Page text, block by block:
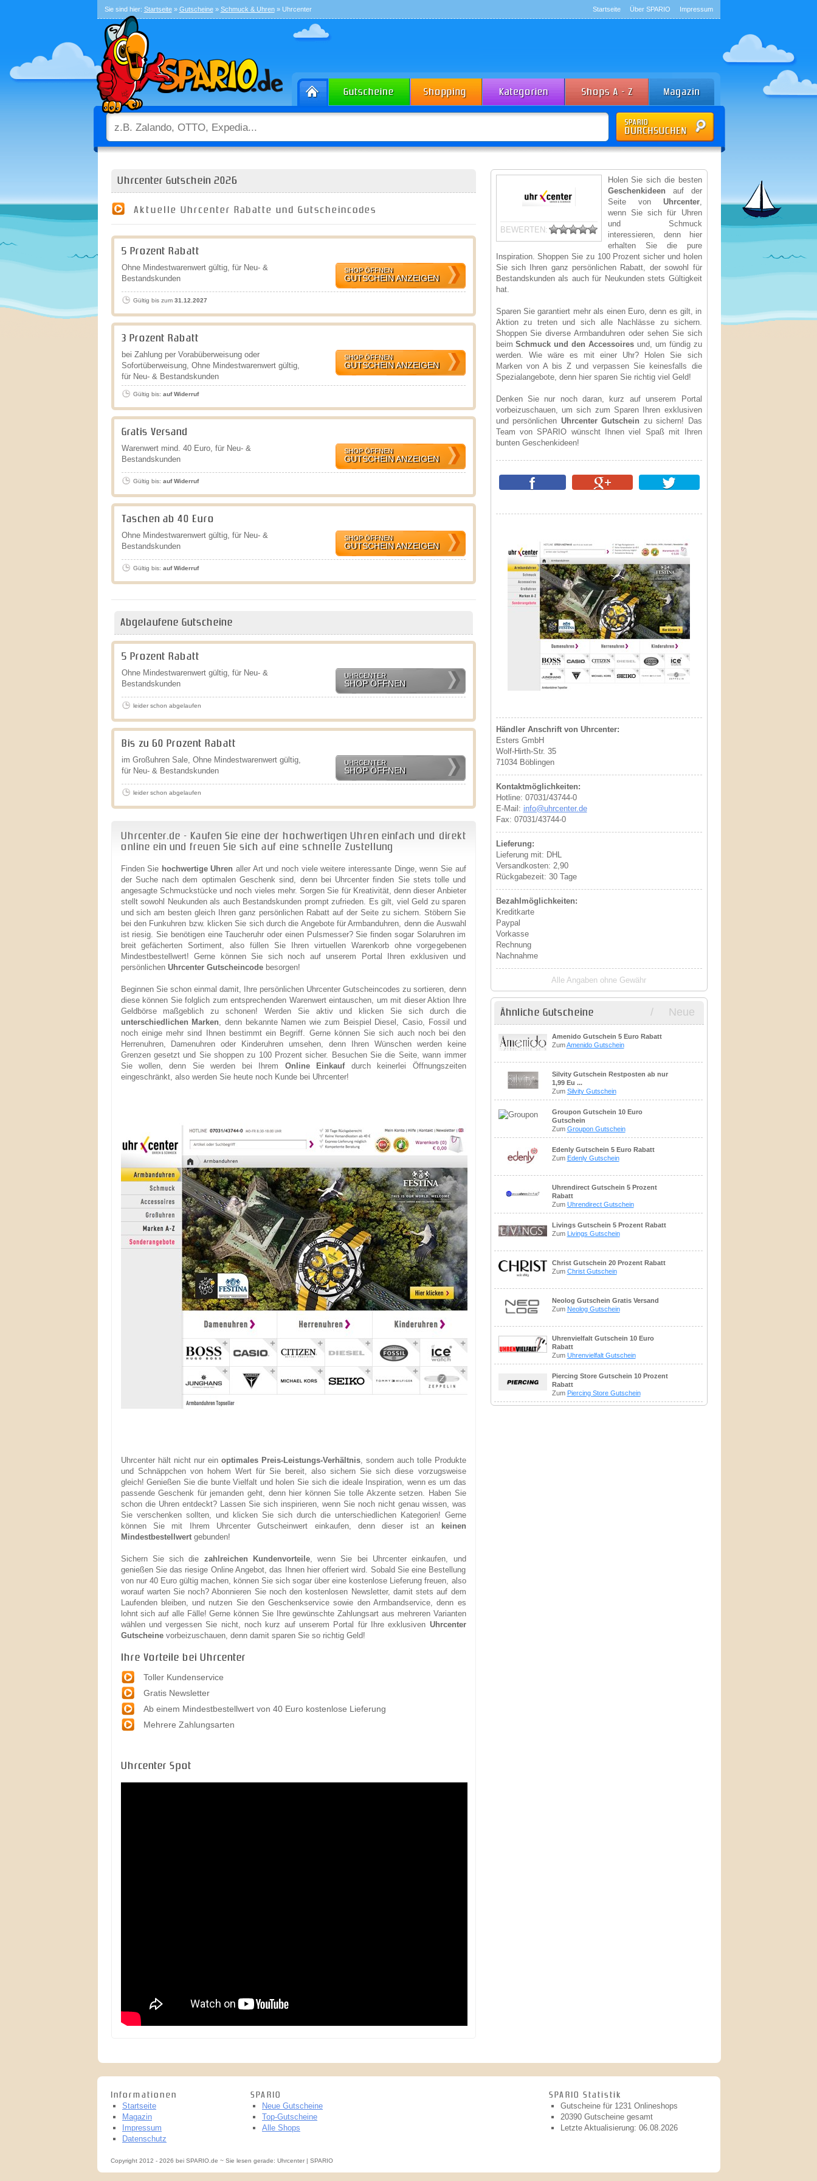
Sie sind hier: Startseite» Gutscheine» Schmuck & Uhren» Uhrcenter Startseite Über SPARIO Impressum
Uhrcenter Gutschein 2026
Aktuelle Uhrcenter Rabatte und Gutscheincodes
5 Prozent Rabatt
Ohne Mindestwarenwert gültig, für Neu- &
Bestandskunden
SHOP ÖFFNEN
GUTSCHEIN ANZEIGEN
Gültig bis zum 31.12.2027
3 Prozent Rabatt
bei Zahlung per Vorabüberweisung oder
Sofortüberweisung, Ohne Mindestwarenwert gültig,
für Neu- & Bestandskunden
SHOP ÖFFNEN
GUTSCHEIN ANZEIGEN
Gültig bis: auf Widerruf
Gratis Versand
Warenwert mind. 40 Euro, für Neu- &
Bestandskunden
SHOP ÖFFNEN
GUTSCHEIN ANZEIGEN
Gültig bis: auf Widerruf
Taschen ab 40 Euro
Ohne Mindestwarenwert gültig, für Neu- &
Bestandskunden
SHOP ÖFFNEN
GUTSCHEIN ANZEIGEN
Gültig bis: auf Widerruf
Abgelaufene Gutscheine
5 Prozent Rabatt
Ohne Mindestwarenwert gültig, für Neu- &
Bestandskunden
UHRCENTER
SHOP ÖFFNEN
leider schon abgelaufen
Bis zu 60 Prozent Rabatt
im Großuhren Sale, Ohne Mindestwarenwert gültig,
für Neu- & Bestandskunden
UHRCENTER
SHOP ÖFFNEN
leider schon abgelaufen
Uhrcenter.de - Kaufen Sie eine der hochwertigen Uhren einfach und direkt
online ein und freuen Sie sich auf eine schnelle Zustellung
Finden Sie hochwertige Uhren aller Art und noch viele weitere interessante Dinge, wenn Sie auf
der Suche nach dem optimalen Geschenk sind, denn bei Uhrcenter finden Sie stets tolle und
angesagte Schmuckstücke und noch vieles mehr. Sorgen Sie für Kreativität, denn dieser Anbieter
stellt sowohl Neukunden als auch Bestandskunden prompt zufrieden. Es gilt, viel Geld zu sparen
und sich am besten gleich Ihren ganz persönlichen Rabatt auf der Seite zu sichern. Stöbern Sie
bei den Funkuhren bzw. klicken Sie sich durch die Angebote für Armbanduhren, denn die Auswahl
ist riesig. Sie benötigen eine Taucheruhr oder einen Pulsmesser? Sie finden sogar Solaruhren im
breit gefächerten Sortiment, also füllen Sie Ihren virtuellen Warenkorb ohne vorgegebenen
Mindestbestellwert! Gerne können Sie sich noch auf unserem Portal Ihren exklusiven und
persönlichen Uhrcenter Gutscheincodebesorgen!
Beginnen Sie schon einmal damit, Ihre persönlichen Uhrcenter Gutscheincodes zu sortieren, denn
diese können Sie folglich zum entsprechenden Warenwert eintauschen, um mit dieser Aktion Ihre
Geldbörse maßgeblich zu schonen! Werden Sie aktiv und klicken Sie sich durch die
unterschiedlichen Marken , denn bekannte Namen wie zum Beispiel Diesel, Casio, Fossil und
noch einige mehr sind Ihnen bestimmt ein Begriff. Gerne können Sie sich auch noch bei den
Herrenuhren, Damenuhren oder Kinderuhren umsehen, denn Ihren Wünschen werden keine
Grenzen gesetzt und Sie shoppen zu 100 Prozent sicher. Besuchen Sie die Seite, wann immer
Sie wollen, denn Sie werden bei Ihrem Online Einkaufdurch keinerlei Öffnungszeiten
eingeschränkt, also werden Sie heute noch Kunde bei Uhrcenter!
Uhrcenter hält nicht nur ein optimales Preis-Leistungs-Verhältnis, sondern auch tolle Produkte
und Schnäppchen von hohem Wert für Sie bereit, also sichern Sie sich diese vorzugsweise
gleich! Genießen Sie die bunte Vielfalt und holen Sie sich die ideale Inspiration, wenn es um das
passende Geschenk für jemanden geht, denn hier können Sie tolle Akzente setzen. Haben Sie
schon die Uhren entdeckt? Lassen Sie sich inspirieren, wenn Sie noch nicht genau wissen, was
Sie verschenken sollten, und klicken Sie sich durch die unterschiedlichen Kategorien! Gerne
können Sie mit Ihrem Uhrcenter Gutscheinwert einkaufen, denn dieser ist an keinen
Mindestbestellwertgebunden!
Sichern Sie sich die zahlreichen Kundenvorteile, wenn Sie bei Uhrcenter einkaufen, und
genießen Sie das riesige Online Angebot, das Ihnen hier offeriert wird. Sobald Sie eine Bestellung
von nur 40 Euro gültig machen, können Sie sich sogar über eine kostenlose Lieferung freuen, also
worauf warten Sie noch? Abonnieren Sie noch den kostenlosen Newsletter, damit stets auf dem
Laufenden bleiben, und nutzen Sie den Geschenkservice sowie den Armbandservice, denn es
lohnt sich auf alle Fälle! Gerne können Sie Ihre gewünschte Zahlungsart aus mehreren Varianten
wählen und vergessen Sie nicht, noch kurz auf unserem Portal für Ihre exklusiven Uhrcenter
Gutscheinevorbeizuschauen, denn damit sparen Sie so richtig Geld!
Ihre Vorteile bei Uhrcenter
Toller Kundenservice
Gratis Newsletter
Ab einem Mindestbestellwert von 40 Euro kostenlose Lieferung
Mehrere Zahlungsarten
Uhrcenter Spot
BEWERTEN:
Holen Sie sich die besten
Geschenkideen auf der
Seite von Uhrcenter,
wenn Sie sich für Uhren
und Schmuck
interessieren, denn hier
erhalten Sie die pure
Inspiration. Shoppen Sie zu 100 Prozent sicher und holen
Sie sich Ihren ganz persönlichen Rabatt, der sowohl für
Bestandskunden als auch für Neukunden stets Gültigkeit
hat.
Sparen Sie garantiert mehr als einen Euro, denn es gilt, in
Aktion zu treten und sich alle Nachlässe zu sichern.
Shoppen Sie diverse Armbanduhren oder sehen Sie sich
beimSchmuck und den Accessoires und, um fündig zu
werden. Wie wäre es mit einer Uhr? Holen Sie sich
Marken von A bis Z und verpassen Sie keinesfalls die
Spezialangebote, denn hier sparen Sie richtig viel Geld!
Denken Sie nur noch daran, kurz auf unserem Portal
vorbeizuschauen, um sich zum Sparen Ihren exklusiven
und persönlichen Uhrcenter Gutschein zu sichern! Das
Team von SPARIO wünscht Ihnen viel Spaß mit Ihren
bunten Geschenkideen!
Händler Anschrift von Uhrcenter:
Esters GmbH
Wolf-Hirth-Str. 35
71034 Böblingen
Kontaktmöglichkeiten:
Hotline: 07031/43744-0
E-Mail: info@uhrcenter.de
Fax: 07031/43744-0
Lieferung:
Lieferung mit: DHL
Versandkosten: 2,90
Rückgabezeit: 30 Tage
Bezahlmöglichkeiten:
Kreditkarte
Paypal
Vorkasse
Rechnung
Nachnahme
Alle Angaben ohne Gewähr
Ähnliche Gutscheine / Neue
Amenido Gutschein 5 Euro Rabatt
ZumAmenido Gutschein
Silvity Gutschein Restposten ab nur
1,99 Eu ...
Zum Silvity Gutschein
Groupon Gutschein 10 Euro
Gutschein
Zum Groupon Gutschein
Edenly Gutschein 5 Euro Rabatt
Zum Edenly Gutschein
Uhrendirect Gutschein 5 Prozent
Rabatt
Zum Uhrendirect Gutschein
Livings Gutschein 5 Prozent Rabatt
Zum Livings Gutschein
Christ Gutschein 20 Prozent Rabatt
Zum Christ Gutschein
Neolog Gutschein Gratis Versand
Zum Neolog Gutschein
Uhrenvielfalt Gutschein 10 Euro
Rabatt
Zum Uhrenvielfalt Gutschein
Piercing Store Gutschein 10 Prozent
Rabatt
Zum Piercing Store Gutschein
Informationen
Startseite
Magazin
Impressum
Datenschutz
SPARIO
Neue Gutscheine
Top-Gutscheine
Alle Shops
SPARIO Statistik
Gutscheine für 1231 Onlineshops
20390 Gutscheine gesamt
Letzte Aktualisierung: 06.08.2026
Copyright 2012 - 2026 bei SPARIO.de ~ Sie lesen gerade: Uhrcenter | SPARIO